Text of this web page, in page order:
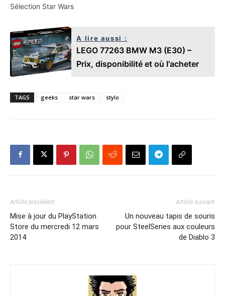
Sélection Star Wars
A lire aussi :
LEGO 77263 BMW M3 (E30) –
Prix, disponibilité et où l'acheter
TAGS geeks star wars stylo
Article précédent
Mise à jour du PlayStation
Store du mercredi 12 mars
2014
Article suivant
Un nouveau tapis de souris
pour SteelSeries aux couleurs
de Diablo 3